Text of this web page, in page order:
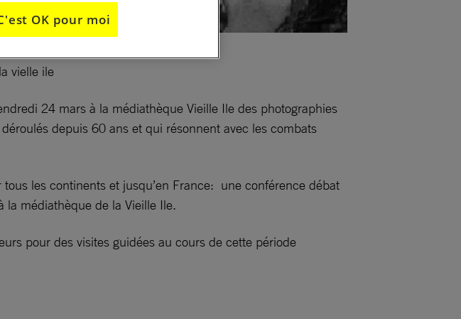
vielle ile
24 mars à la médiathèque Vieille Ile des photographies
depuis 60 ans et qui résonnent avec les combats
les continents et jusqu’en France: une conférence débat
la médiathèque de la Vieille Ile.
pour des visites guidées au cours de cette période
OK pour moi